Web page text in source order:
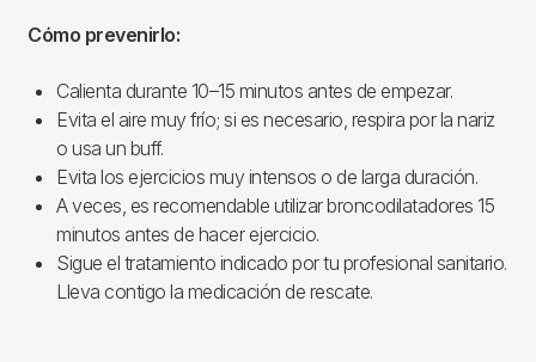
Cómo prevenirlo:
Calienta durante 10–15 minutos antes de empezar.
Evita el aire muy frío; si es necesario, respira por la nariz
o usa un buff.
Evita los ejercicios muy intensos o de larga duración.
A veces, es recomendable utilizar broncodilatadores 15
minutos antes de hacer ejercicio.
Sigue el tratamiento indicado por tu profesional sanitario.
Lleva contigo la medicación de rescate.